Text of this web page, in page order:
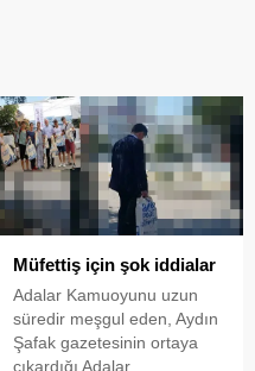
Müfettiş için şok iddialar
Adalar Kamuoyunu uzun
süredir meşgul eden, Aydın
Şafak gazetesinin ortaya
çıkardığı Adalar